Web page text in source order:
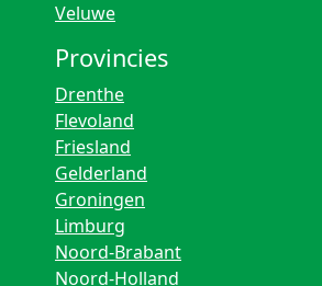
Veluwe
Provincies
Drenthe
Flevoland
Friesland
Gelderland
Groningen
Limburg
Noord-Brabant
Noord-Holland